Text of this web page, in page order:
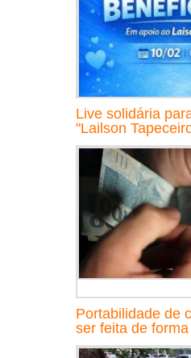
Live solidária
"Lailson
Portabilidade de
ser feita de